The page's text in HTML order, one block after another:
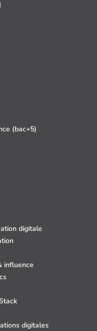
(bac+5)
digitale
influence
digitales